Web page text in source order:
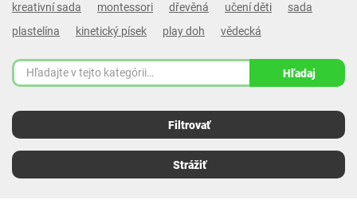
kreativní sada
montessori dřevěná učení děti
sada
plastelína
kinetický písek play doh vědecká
Hľadaj
Filtrovať
Strážiť